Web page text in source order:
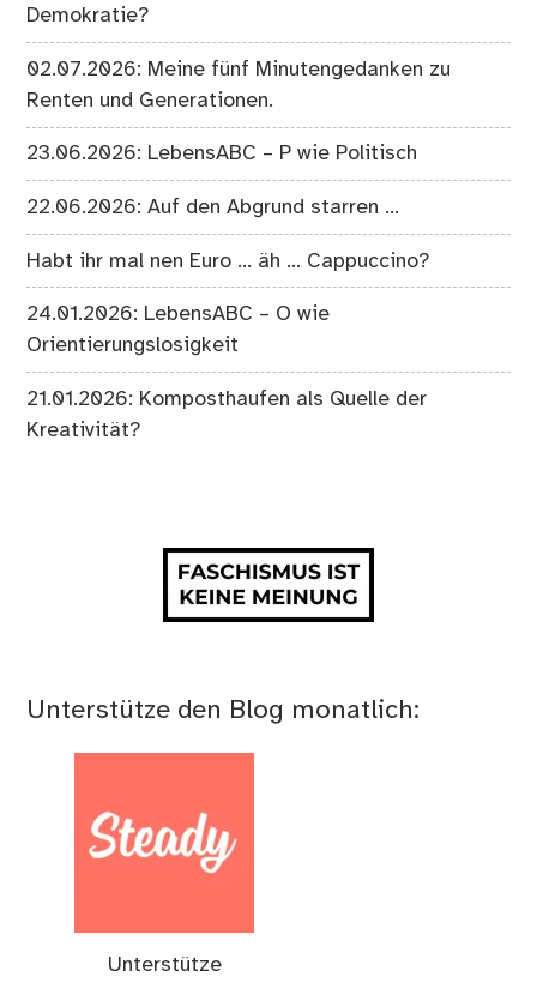
Demokratie?
02.07.2026: Meine fünf Minutengedanken zu
Renten und Generationen.
23.06.2026: LebensABC – P wie Politisch
22.06.2026: Auf den Abgrund starren …
Habt ihr mal nen Euro … äh … Cappuccino?
24.01.2026: LebensABC – O wie
Orientierungslosigkeit
21.01.2026: Komposthaufen als Quelle der
Kreativität?
Unterstütze den Blog monatlich:
Unterstütze